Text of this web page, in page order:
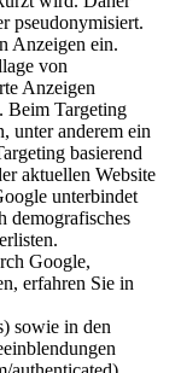
pseudonymisiert.
Anzeigen ein.
von
Anzeigen
Beim Targeting
unter anderem ein
basierend
aktuellen Website
unterbindet
demografisches
Google,
erfahren Sie in
sowie in den